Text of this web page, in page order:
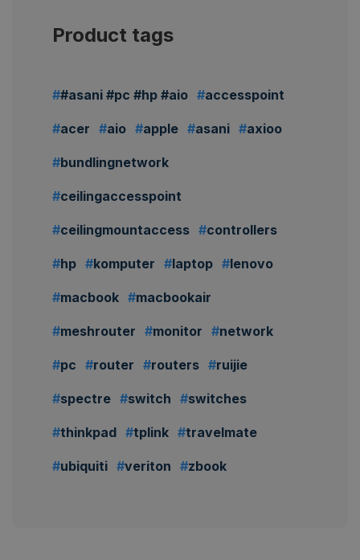
Product tags
#asani #pc #hp #aio accesspoint
acer aio apple asani axioo
bundlingnetwork
ceilingaccesspoint
ceilingmountaccess controllers
hp komputer laptop lenovo
macbook macbookair
meshrouter monitor network
pc router routers ruijie
spectre switch switches
thinkpad tplink travelmate
ubiquiti veriton zbook